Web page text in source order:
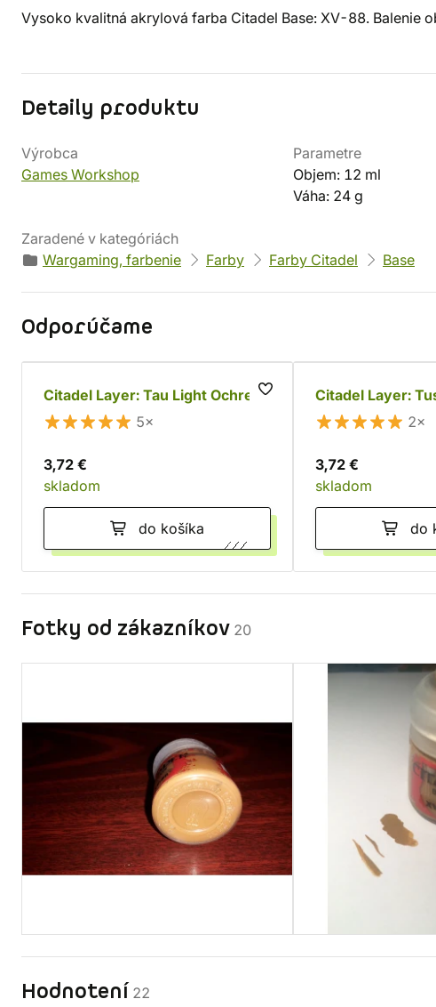
Vysoko kvalitná akrylová farba Citadel Base: XV-88. Balenie
Detaily produktu
Výrobca
Games Workshop
Parametre
Objem: 12 ml
Váha: 24 g
Zaradené v kategóriách
Wargaming, farbenie
Farby Farby Citadel Base
Odporúčame
Citadel Layer: Tau Light Ochre
5×
3,72 €
skladom
do košíka
Citadel Layer:
2×
3,72 €
skladom
do
Fotky od zákazníkov 20
Hodnotení 22